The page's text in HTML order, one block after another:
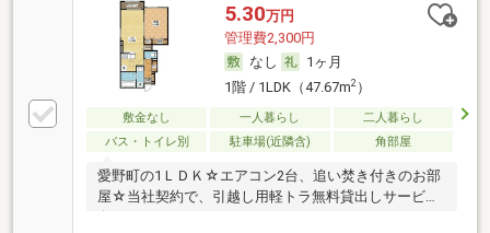
5.30万円
管理費2,300円
なし
1ヶ月
1階 / 1LDK（47.67m2）
敷金なし 一人暮らし
二人暮らし
バス・トイレ別
駐車場(近隣含) 角部屋
愛野町の1ＬＤＫ☆エアコン2台、追い焚き付きのお部
屋☆当社契約で、引越し用軽トラ無料貸出しサービス